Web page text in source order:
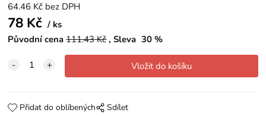
64.46 Kč bez DPH
78 Kč
ks
Původní cena 111.43Kč Sleva 30 %
Přidat do oblíbených Sdílet